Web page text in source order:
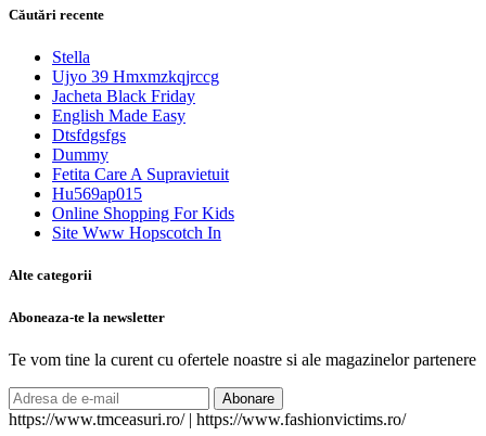
Căutări recente
Stella
Ujyo 39 Hmxmzkqjrccg
Jacheta Black Friday
English Made Easy
Dtsfdgsfgs
Dummy
Fetita Care A Supravietuit
Hu569ap015
Online Shopping For Kids
Site Www Hopscotch In
Alte categorii
Aboneaza-te la newsletter
Te vom tine la curent cu ofertele noastre si ale magazinelor partenere
Abonare
https://www.tmceasuri.ro/ | https://www.fashionvictims.ro/